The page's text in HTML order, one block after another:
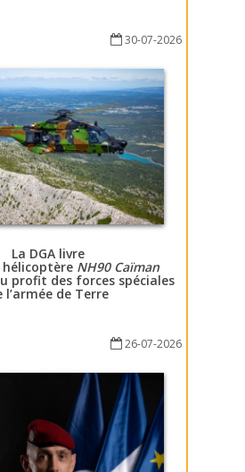
30-07-2026
La DGA livre
NH90 Caïman
profit des forces spéciales
l’armée de Terre
26-07-2026